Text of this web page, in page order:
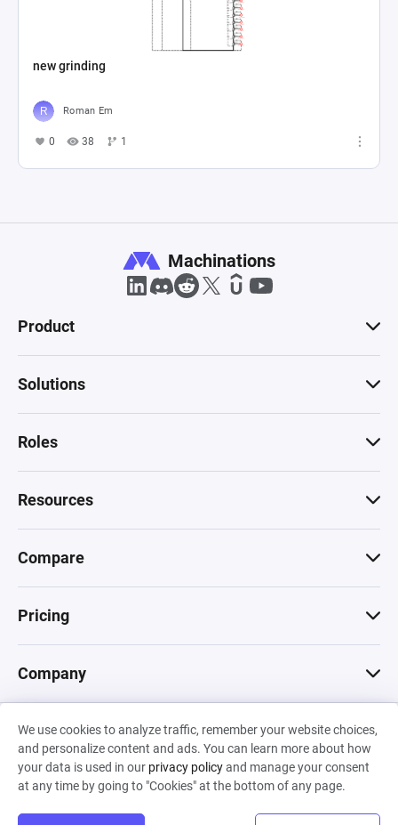
new grinding
Roman Em
0 38 1
We use cookies to analyze traffic, remember your website choices,
and personalize content and ads. You can learn more about how
your data is used in our privacy policyand manage your consent
at any time by going to "Cookies" at the bottom of any page.
Machinations
Product
Solutions
Roles
Resources
Compare
Pricing
Company
© 2026 Machinations SARL
Privacy•Terms & Conditions•Cookies
Backed by
Hiro Capital• Sony •Seedcamp